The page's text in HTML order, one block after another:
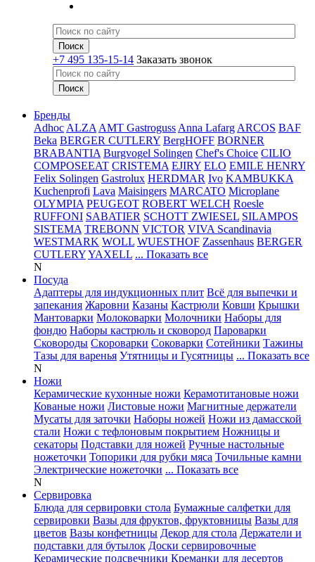
+7 495 135-15-14 Заказать звонок
Бренды
Adhoc ALZA AMT Gastroguss Anna Lafarg ARCOS BAF
Beka BERGER CUTLERY BergHOFF BORNER
BRABANTIA Burgvogel Solingen Chef's Choice CILIO
COMPOSEEAT CRISTEMA EJIRY ELO EMILE HENRY
Felix Solingen Gastrolux HERDMAR Ivo KAMBUKKA
Kuchenprofi Lava Maisingers MARCATO Microplane
OLYMPIA PEUGEOT ROBERT WELCH Roesle
RUFFONI SABATIER SCHOTT ZWIESEL SILAMPOS
SISTEMA TREBONN VICTOR VIVA Scandinavia
WESTMARK WOLL WUESTHOF Zassenhaus BERGER
CUTLERYYAXELL ... Показать все
N
Посуда
Адаптеры для индукционных плит Всё для выпечки и
запекания Жаровни Казаны Кастрюли Ковши Крышки
Мантоварки Молоковарки Молочники Наборы для
фондю Наборы кастрюль и сковород Пароварки
Сковороды Скороварки Соковарки Сотейники Тажины
Тазы для варенья Утятницы и Гусятницы ... Показать все
N
Ножи
Керамические кухонные ножи Керамотитановые ножи
Кованые ножи Листовые ножи Магнитные держатели
Мусаты для заточки Наборы ножей Ножи из дамасской
стали Ножи с тефлоновым покрытием Ножницы и
секаторы Подставки для ножей Ручные настольные
ножеточки Топорики для рубки мяса Точильные камни
Электрические ножеточки ... Показать все
N
Сервировка
Блюда для сервировки стола Бумажные салфетки для
сервировки Вазы для фруктов, фруктовницы Вазы для
цветов Вазы конфетницы Декор для стола Держатели и
подставки для бутылок Доски сервировочные
Керамические подсвечники Креманки для десертов